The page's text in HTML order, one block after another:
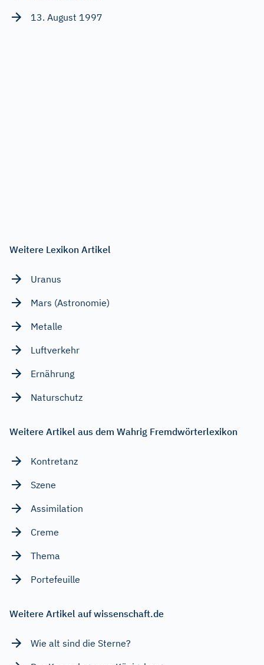
13. August 1997
Weitere Lexikon Artikel
Uranus
Mars (Astronomie)
Metalle
Luftverkehr
Ernährung
Naturschutz
Weitere Artikel aus dem Wahrig Fremdwörterlexikon
Kontretanz
Szene
Assimilation
Creme
Thema
Portefeuille
Weitere Artikel auf wissenschaft.de
Wie alt sind die Sterne?